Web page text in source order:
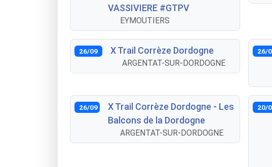
VASSIVIERE #GTPV
EYMOUTIERS
26/09 X Trail Corrèze Dordogne
ARGENTAT-SUR-DORDOGNE
26/
26/09
X Trail Corrèze Dordogne - Les
Balcons de la Dordogne
ARGENTAT-SUR-DORDOGNE
20/